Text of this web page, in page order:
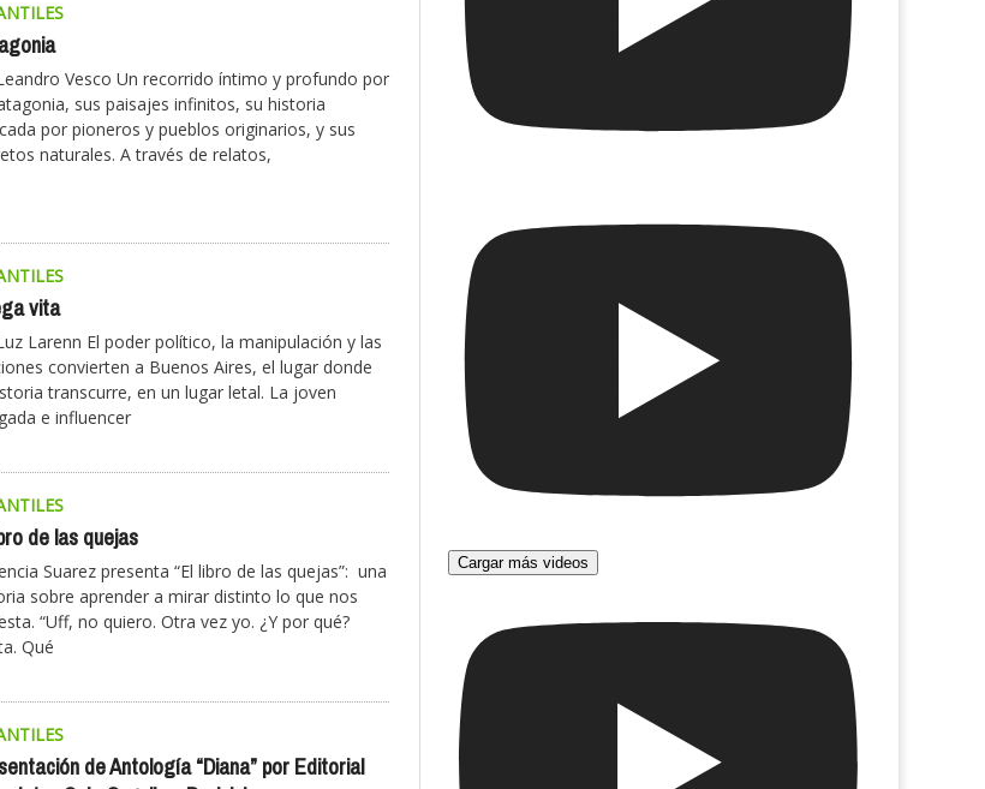
Vesco Un recorrido íntimo y profundo por
sus paisajes infinitos, su historia
por pioneros y pueblos originarios, y sus
naturales. A través de relatos,
vita
Larenn El poder político, la manipulación y las
convierten a Buenos Aires, el lugar donde
transcurre, en un lugar letal. La joven
e influencer
de las quejas
Suarez presenta “El libro de las quejas”: una
sobre aprender a mirar distinto lo que nos
“Uff, no quiero. Otra vez yo. ¿Y por qué?
Qué
de Antología “Diana” por Editorial
Cargar más videos